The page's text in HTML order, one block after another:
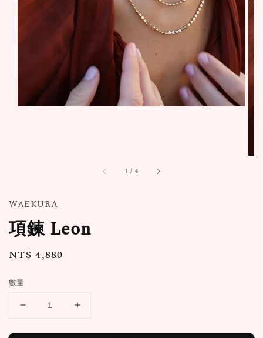
1 / 4
WAEKURA
項鍊 Leon
Regular
NT$ 4,880
數量